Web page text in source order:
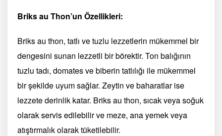
Briks au Thon’un Özellikleri:
Briks au thon, tatlı ve tuzlu lezzetlerin mükemmel bir
dengesini sunan lezzetli bir börektir. Ton balığının
tuzlu tadı, domates ve biberin tatlılığı ile mükemmel
bir şekilde uyum sağlar. Zeytin ve baharatlar ise
lezzete derinlik katar. Briks au thon, sıcak veya soğuk
olarak servis edilebilir ve meze, ana yemek veya
atıştırmalık olarak tüketilebilir.